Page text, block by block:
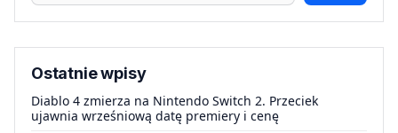
Ostatnie wpisy
Diablo 4 zmierza na Nintendo Switch 2. Przeciek
ujawnia wrześniową datę premiery i cenę